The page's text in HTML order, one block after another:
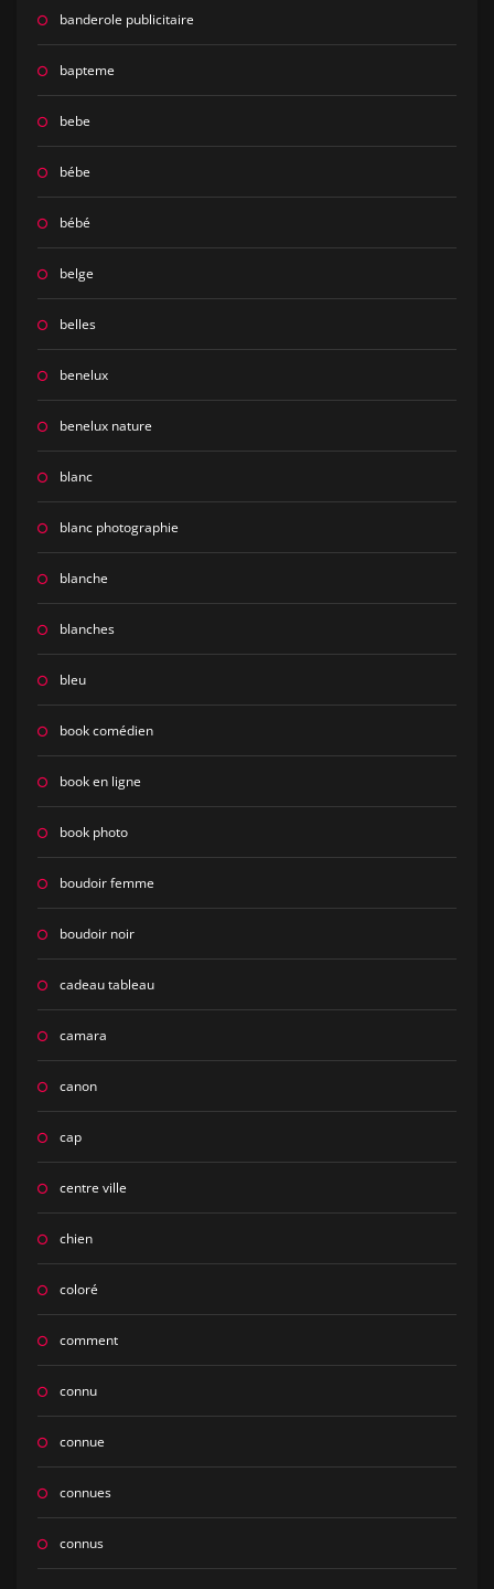
banderole publicitaire
bapteme
bebe
bébe
bébé
belge
belles
benelux
benelux nature
blanc
blanc photographie
blanche
blanches
bleu
book comédien
book en ligne
book photo
boudoir femme
boudoir noir
cadeau tableau
camara
canon
cap
centre ville
chien
coloré
comment
connu
connue
connues
connus